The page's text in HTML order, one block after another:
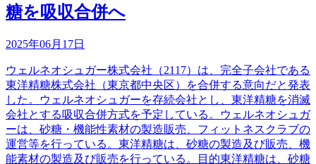
糖を吸収合併へ
2025年06月17日
ウェルネオシュガー株式会社（2117）は、完全子会社である
東洋精糖株式会社（東京都中央区）を合併する意向だと発表
した。ウェルネオシュガーを存続会社とし、東洋精糖を消滅
会社とする吸収合併方式を予定している。ウェルネオシュガ
ーは、砂糖・機能性素材の製造販売、フィットネスクラブの
運営等を行っている。東洋精糖は、砂糖の製造及び販売、機
能素材の製造及び販売を行っている。目的東洋精糖は、砂糖